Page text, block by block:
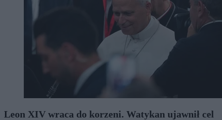
Leon XIV wraca do korzeni. Watykan ujawnił cel